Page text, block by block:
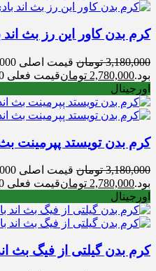
کرم بدن کاور این رز بث اند
3,180,000 تومان
بود.2,780,000 تومانقیمت فعلی 2,780,000 تومان است.
اورجینال
کرم بدن تویستد پپرمینت بث
3,180,000 تومان
بود.2,780,000 تومانقیمت فعلی 2,780,000 تومان است.
اورجینال
کرم بدن گیلتی از فیگ بث